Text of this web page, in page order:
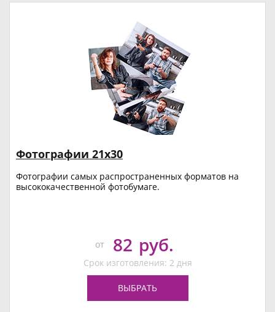
Фотографии 21х30
Фотографии самых распространенных форматов на
высококачественной фотобумаге.
от 82 руб.
Срок изготовления: 2 дня
ВЫБРАТЬ